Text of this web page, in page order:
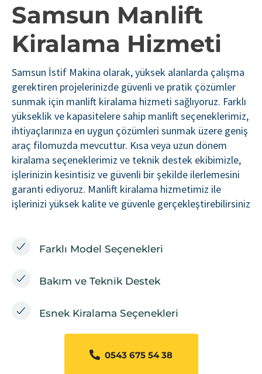
Samsun Manlift
Kiralama Hizmeti
Samsun İstif Makina olarak, yüksek alanlarda çalışma
gerektiren projelerinizde güvenli ve pratik çözümler
sunmak için manlift kiralama hizmeti sağlıyoruz. Farklı
yükseklik ve kapasitelere sahip manlift seçeneklerimiz,
ihtiyaçlarınıza en uygun çözümleri sunmak üzere geniş
araç filomuzda mevcuttur. Kısa veya uzun dönem
kiralama seçeneklerimiz ve teknik destek ekibimizle,
işlerinizin kesintisiz ve güvenli bir şekilde ilerlemesini
garanti ediyoruz. Manlift kiralama hizmetimiz ile
işlerinizi yüksek kalite ve güvenle gerçekleştirebilirsiniz
Farklı Model Seçenekleri
Bakım ve Teknik Destek
Esnek Kiralama Seçenekleri
0543 675 54 38